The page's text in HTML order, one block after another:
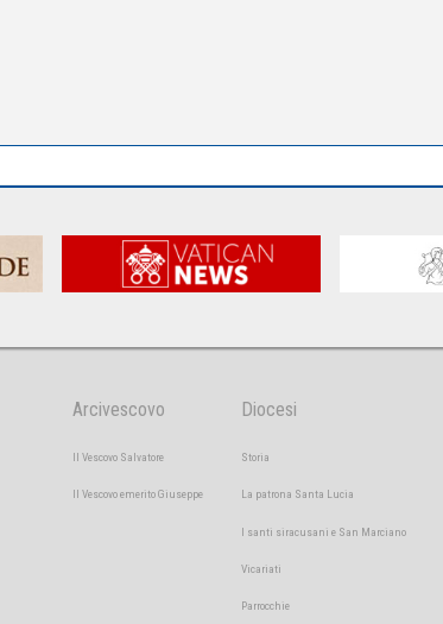
Arcivescovo
Il Vescovo Salvatore
Il Vescovo emerito Giuseppe
Diocesi
Storia
La patrona Santa Lucia
I santi siracusani e San Marciano
Vicariati
Parrocchie